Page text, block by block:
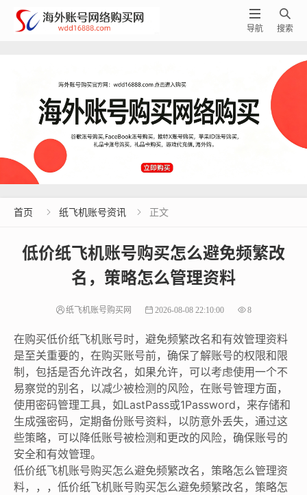

搜索

导航
首页  纸飞机账号资讯  正文
低价纸飞机账号购买怎么避免频繁改
名，策略怎么管理资料
纸飞机账号购买网 2026-08-08 22:10:00 8
在购买低价纸飞机账号时，避免频繁改名和有效管理资料
是至关重要的，在购买账号前，确保了解账号的权限和限
制，包括是否允许改名，如果允许，可以考虑使用一个不
易察觉的别名，以减少被检测的风险，在账号管理方面，
使用密码管理工具，如LastPass或1Password，来存储和
生成强密码，定期备份账号资料，以防意外丢失，通过这
些策略，可以降低账号被检测和更改的风险，确保账号的
安全和有效管理。
低价纸飞机账号购买怎么避免频繁改名，策略怎么管理资
料，，，低价纸飞机账号购买怎么避免频繁改名，策略怎